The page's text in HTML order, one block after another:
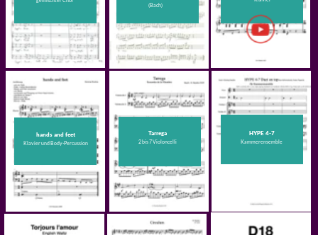
Brandenburgisches
Konzert Nr.6
(Bach)
Fossilien
4 Violoncelli
(Saint Saens)